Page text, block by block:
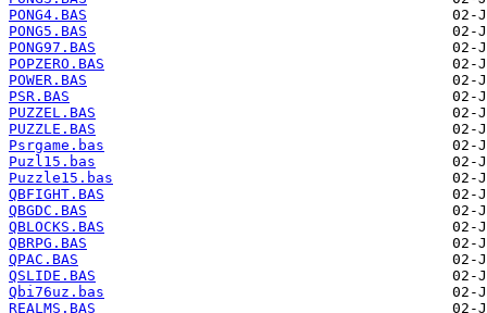
PONG4.BAS
PONG5.BAS
PONG97.BAS
POPZERO.BAS
POWER.BAS
PSR.BAS
PUZZEL.BAS
PUZZLE.BAS
Psrgame.bas
Puzl15.bas
Puzzle15.bas
QBFIGHT.BAS
QBGDC.BAS
QBLOCKS.BAS
QBRPG.BAS
QPAC.BAS
QSLIDE.BAS
Qbi76uz.bas
REALMS.BAS